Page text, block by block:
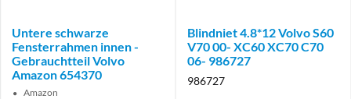
Untere schwarze
Fensterrahmen innen -
Gebrauchtteil Volvo
Amazon 654370
Amazon
Blindniet 4.8*12 Volvo S60
V70 00- XC60 XC70 C70
06- 986727
986727